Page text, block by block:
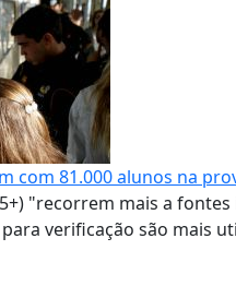
com 81.000 alunos na
"recorrem mais a
verificação são mais